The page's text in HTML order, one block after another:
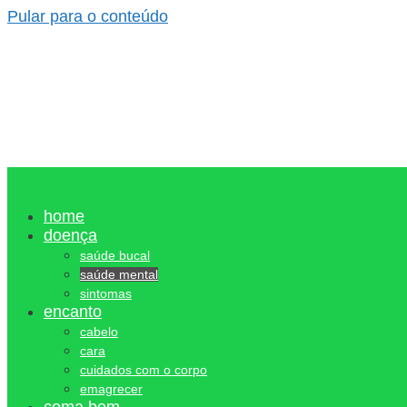
Pular para o conteúdo
home
doença
saúde bucal
saúde mental
sintomas
encanto
cabelo
cara
cuidados com o corpo
emagrecer